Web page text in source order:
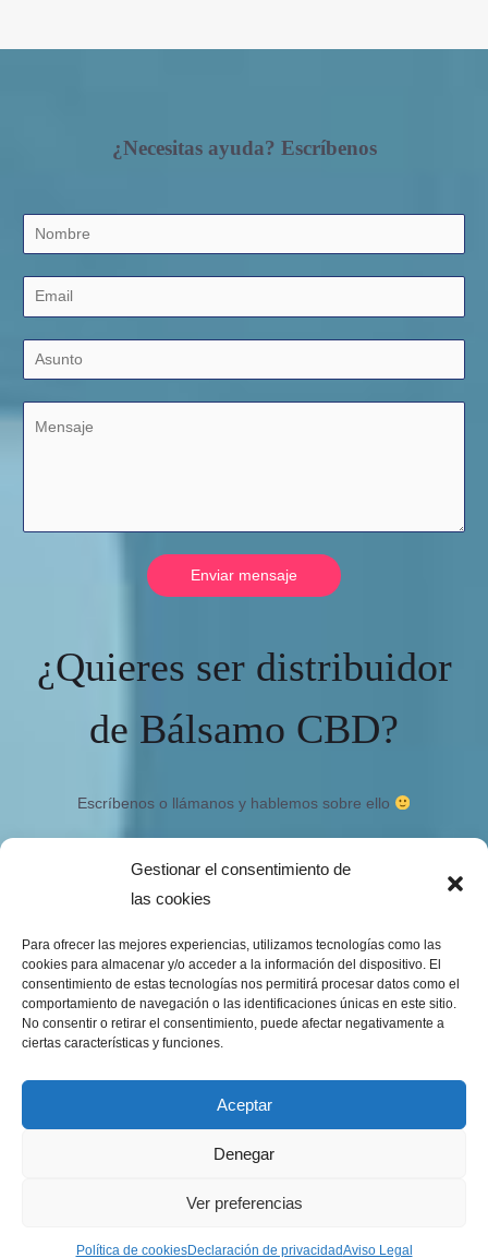
Gestionar el consentimiento de
las cookies
Para ofrecer las mejores experiencias, utilizamos tecnologías como las
cookies para almacenar y/o acceder a la información del dispositivo. El
consentimiento de estas tecnologías nos permitirá procesar datos como el
comportamiento de navegación o las identificaciones únicas en este sitio.
No consentir o retirar el consentimiento, puede afectar negativamente a
ciertas características y funciones.
Aceptar
Denegar
Ver preferencias
Política de cookiesDeclaración de privacidadAviso Legal
¿Necesitas ayuda? Escríbenos
Enviar mensaje
¿Quieres ser distribuidor
de Bálsamo CBD?
Escríbenos o llámanos y hablemos sobre ello
Bálsamo de CBD Ecológico y orgánico
Quien somos
Mapa del sitio
Balsamos de CBD a domicilio
Aviso Legal
Política de cookies